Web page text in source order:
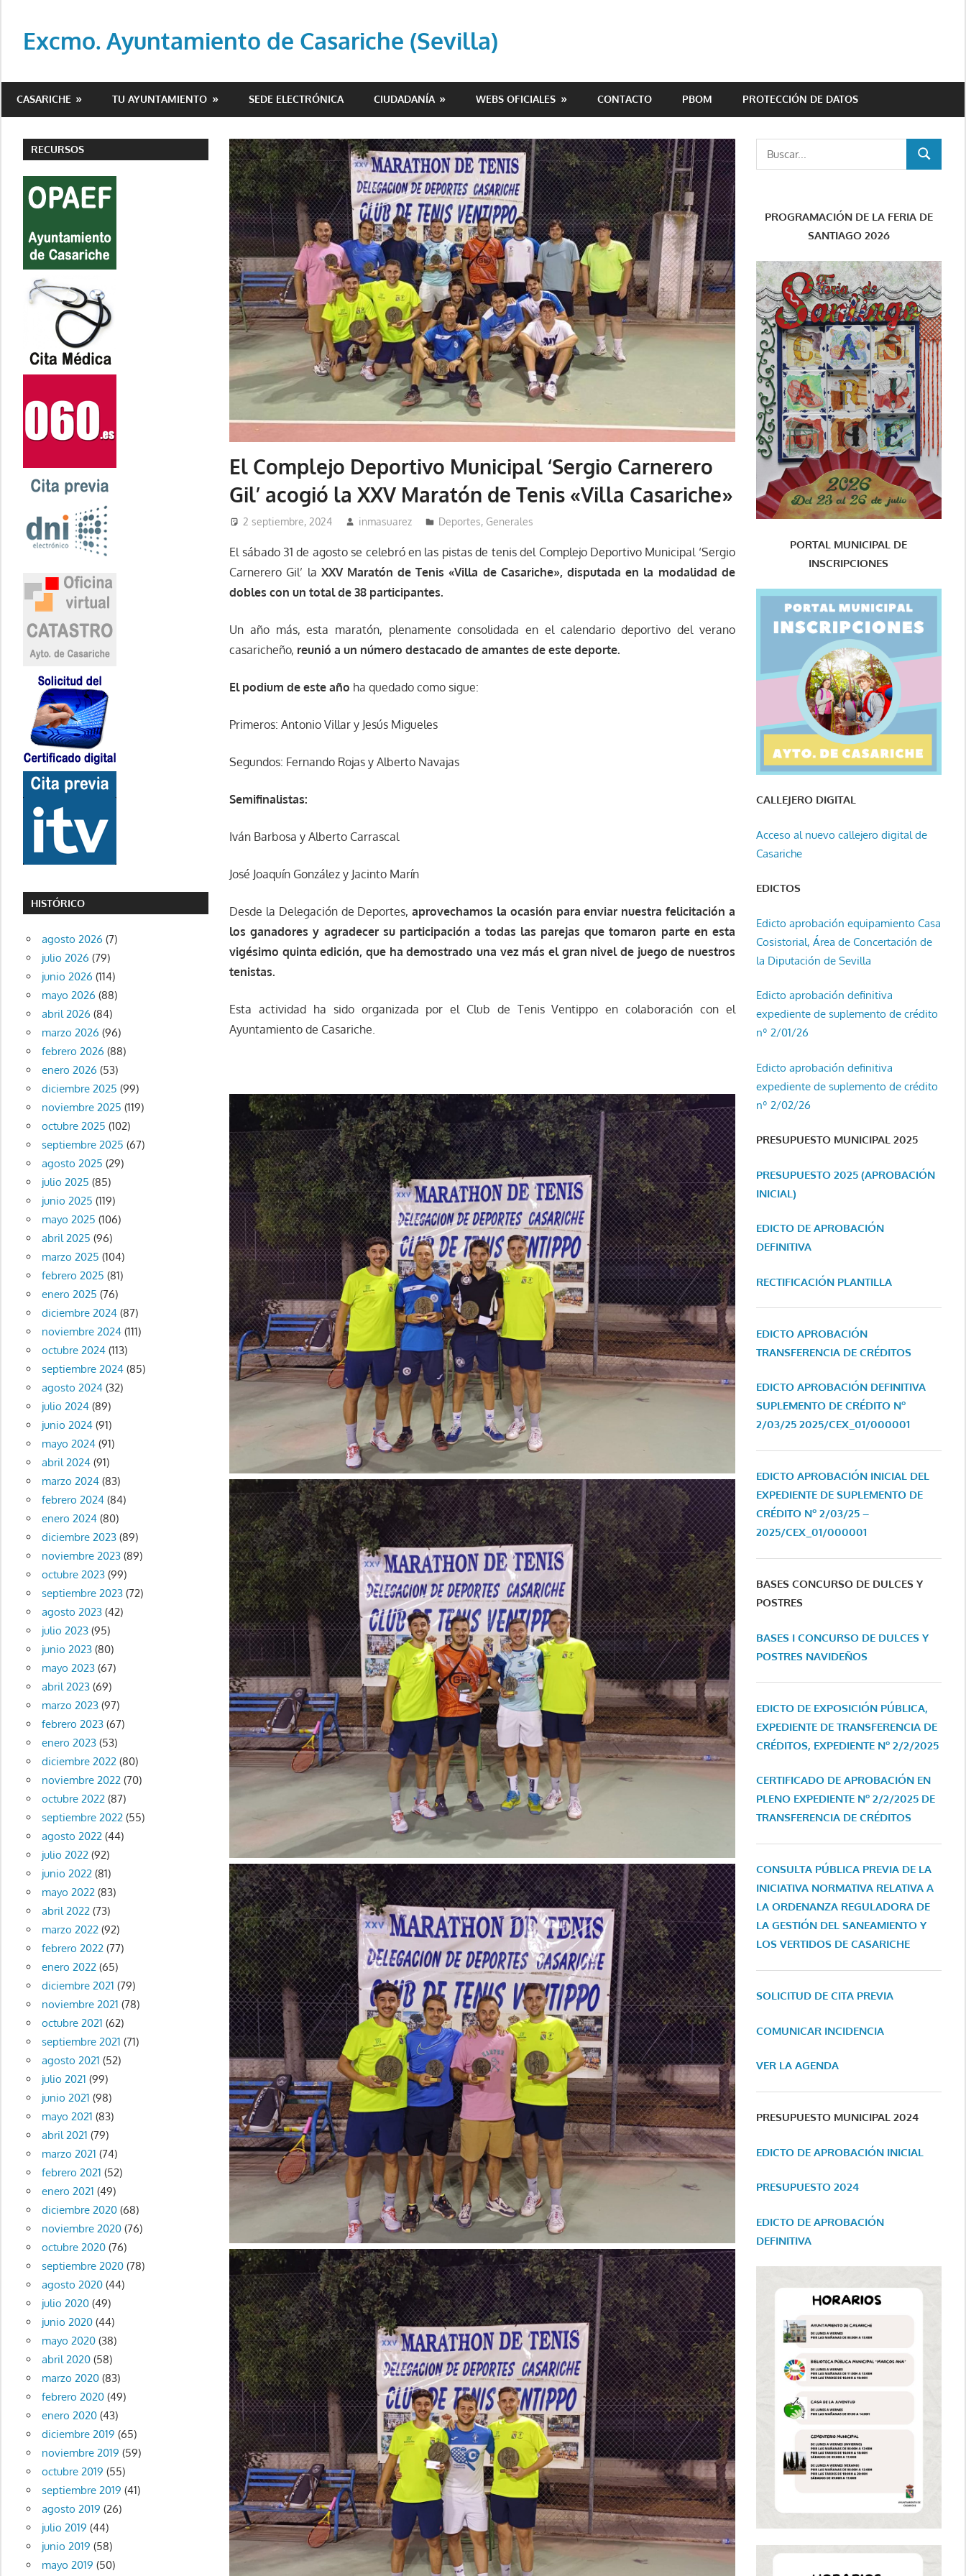
contenido
Excmo. Ayuntamiento de Casariche (Sevilla)
del
de
Casariche
CASARICHE TU AYUNTAMIENTO SEDE ELECTRÓNICA CIUDADANÍA WEBS OFICIALES CONTACTO PBOM PROTECCIÓN DE DATOS
El Complejo Deportivo Municipal ‘Sergio Carnerero
Gil’ acogió la XXV Maratón de Tenis «Villa Casariche»
2 septiembre, 2024 inmasuarez Deportes, Generales
El sábado 31 de agosto se celebró en las pistas de tenis del Complejo Deportivo Municipal ‘Sergio
Carnerero Gil’ la XXV Maratón de Tenis «Villa de Casariche», disputada en la modalidad de
dobles con un total de 38 participantes.
Un año más, esta maratón, plenamente consolidada en el calendario deportivo del verano
casaricheño, reunió a un número destacado de amantes de este deporte.
El podium de este año ha quedado como sigue:
Primeros: Antonio Villar y Jesús Migueles
Segundos: Fernando Rojas y Alberto Navajas
Semifinalistas:
Iván Barbosa y Alberto Carrascal
José Joaquín González y Jacinto Marín
Desde la Delegación de Deportes,aprovechamos la ocasión para enviar nuestra felicitación a
los ganadores y agradecer su participación a todas las parejas que tomaron parte en esta
vigésimo quinta edición, que ha demostrado una vez más el gran nivel de juego de nuestros
tenistas.
Esta actividad ha sido organizada por el Club de Tenis Ventippo en colaboración con el
Ayuntamiento de Casariche.
RECURSOS
HISTÓRICO
agosto 2026 (7)
julio 2026 (79)
junio 2026 (114)
mayo 2026 (88)
abril 2026 (84)
marzo 2026 (96)
febrero 2026 (88)
enero 2026 (53)
diciembre 2025 (99)
noviembre 2025 (119)
octubre 2025 (102)
septiembre 2025 (67)
agosto 2025 (29)
julio 2025 (85)
junio 2025 (119)
mayo 2025 (106)
abril 2025 (96)
marzo 2025 (104)
febrero 2025 (81)
enero 2025 (76)
diciembre 2024(87)
noviembre 2024(111)
octubre 2024(113)
septiembre 2024(85)
agosto 2024(32)
julio 2024(89)
junio 2024(91)
mayo 2024(91)
abril 2024(91)
marzo 2024(83)
febrero 2024(84)
enero 2024(80)
diciembre 2023(89)
noviembre 2023(89)
octubre 2023(99)
septiembre 2023(72)
agosto 2023(42)
julio 2023(95)
junio 2023(80)
mayo 2023(67)
abril 2023(69)
marzo 2023(97)
febrero 2023(67)
enero 2023(53)
diciembre 2022(80)
noviembre 2022(70)
octubre 2022(87)
septiembre 2022(55)
agosto 2022(44)
julio 2022(92)
junio 2022(81)
mayo 2022(83)
abril 2022(73)
marzo 2022(92)
febrero 2022(77)
enero 2022(65)
diciembre 2021 (79)
noviembre 2021 (78)
octubre 2021 (62)
septiembre 2021 (71)
agosto 2021 (52)
julio 2021 (99)
junio 2021 (98)
mayo 2021 (83)
abril 2021 (79)
marzo 2021 (74)
febrero 2021 (52)
enero 2021 (49)
diciembre 2020(68)
noviembre 2020(76)
octubre 2020(76)
septiembre 2020(78)
agosto 2020(44)
julio 2020(49)
junio 2020(44)
mayo 2020(38)
abril 2020(58)
marzo 2020(83)
febrero 2020(49)
enero 2020(43)
diciembre 2019 (65)
noviembre 2019 (59)
octubre 2019 (55)
septiembre 2019 (41)
agosto 2019 (26)
julio 2019 (44)
junio 2019 (58)
mayo 2019 (50)
BUSCAR
PROGRAMACIÓN DE LA FERIA DE
SANTIAGO 2026
PORTAL MUNICIPAL DE
INSCRIPCIONES
CALLEJERO DIGITAL
Acceso al nuevo callejero digital de
Casariche
EDICTOS
Edicto aprobación equipamiento Casa
Cosistorial, Área de Concertación de
la Diputación de Sevilla
Edicto aprobación definitiva
expediente de suplemento de crédito
nº 2/01/26
Edicto aprobación definitiva
expediente de suplemento de crédito
nº 2/02/26
PRESUPUESTO MUNICIPAL 2025
PRESUPUESTO 2025 (APROBACIÓN
INICIAL)
EDICTO DE APROBACIÓN
DEFINITIVA
RECTIFICACIÓN PLANTILLA
EDICTO APROBACIÓN
TRANSFERENCIA DE CRÉDITOS
EDICTO APROBACIÓN DEFINITIVA
SUPLEMENTO DE CRÉDITO Nº
2/03/25 2025/CEX_01/000001
EDICTO APROBACIÓN INICIAL DEL
EXPEDIENTE DE SUPLEMENTO DE
CRÉDITO Nº 2/03/25 –
2025/CEX_01/000001
BASES CONCURSO DE DULCES Y
POSTRES
BASES I CONCURSO DE DULCES Y
POSTRES NAVIDEÑOS
EDICTO DE EXPOSICIÓN PÚBLICA,
EXPEDIENTE DE TRANSFERENCIA DE
CRÉDITOS, EXPEDIENTE Nº 2/2/2025
CERTIFICADO DE APROBACIÓN EN
PLENO EXPEDIENTE Nº 2/2/2025 DE
TRANSFERENCIA DE CRÉDITOS
CONSULTA PÚBLICA PREVIA DE LA
INICIATIVA NORMATIVA RELATIVA A
LA ORDENANZA REGULADORA DE
LA GESTIÓN DEL SANEAMIENTO Y
LOS VERTIDOS DE CASARICHE
SOLICITUD DE CITA PREVIA
COMUNICAR INCIDENCIA
VER LA AGENDA
PRESUPUESTO MUNICIPAL 2024
EDICTO DE APROBACIÓN INICIAL
PRESUPUESTO 2024
EDICTO DE APROBACIÓN
DEFINITIVA